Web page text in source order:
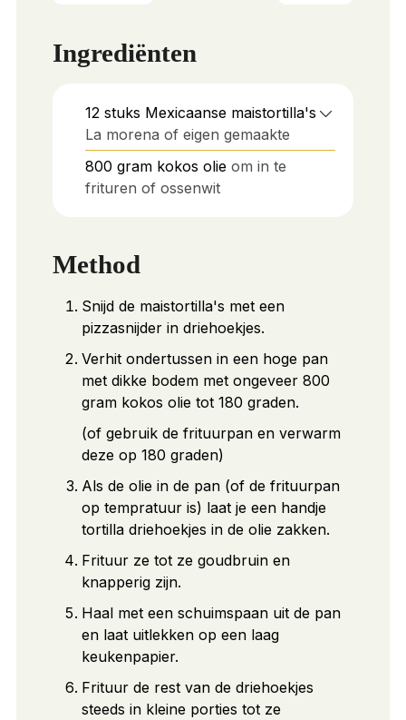
Ingrediënten
12 stuks Mexicaanse maistortilla's
La morena of eigen gemaakte
800 gram kokos olie om in te
frituren of ossenwit
Method
Snijd de maistortilla's met een
pizzasnijder in driehoekjes.
Verhit ondertussen in een hoge pan
met dikke bodem met ongeveer 800
gram kokos olie tot 180 graden.
(of gebruik de frituurpan en verwarm
deze op 180 graden)
Als de olie in de pan (of de frituurpan
op tempratuur is) laat je een handje
tortilla driehoekjes in de olie zakken.
Frituur ze tot ze goudbruin en
knapperig zijn.
Haal met een schuimspaan uit de pan
en laat uitlekken op een laag
keukenpapier.
Frituur de rest van de driehoekjes
steeds in kleine porties tot ze